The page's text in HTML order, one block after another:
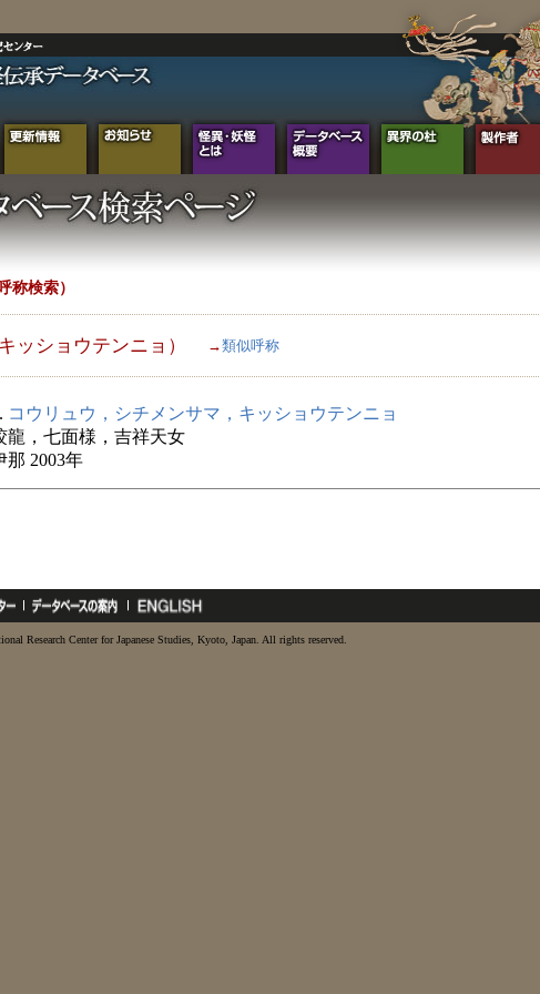
称検索）
ッショウテンニョ） →類似呼称
コウリュウ，シチメンサマ，キッショウテンニョ
龍，七面様，吉祥天女
那 2003年
Research Center for Japanese Studies, Kyoto, Japan. All rights reserved.